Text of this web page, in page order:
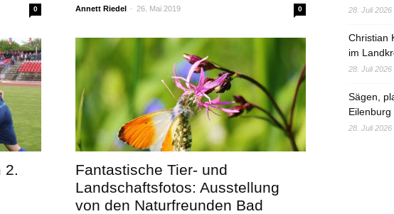
0 Annett Riedel - 26. Mai 2019 0
2.
Fantastische Tier- und
Landschaftsfotos: Ausstellung
von den Naturfreunden Bad
28. Juli 2026
Christian
im
28. Juli 2026
Sägen,
28. Juli 2026